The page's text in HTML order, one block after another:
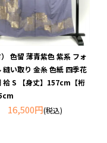
） 色留 薄青紫色 紫系 フォ
縫い取り 金糸 色紙 四季花
袷 S 【身丈】157cm【裄
16,500円(税込)